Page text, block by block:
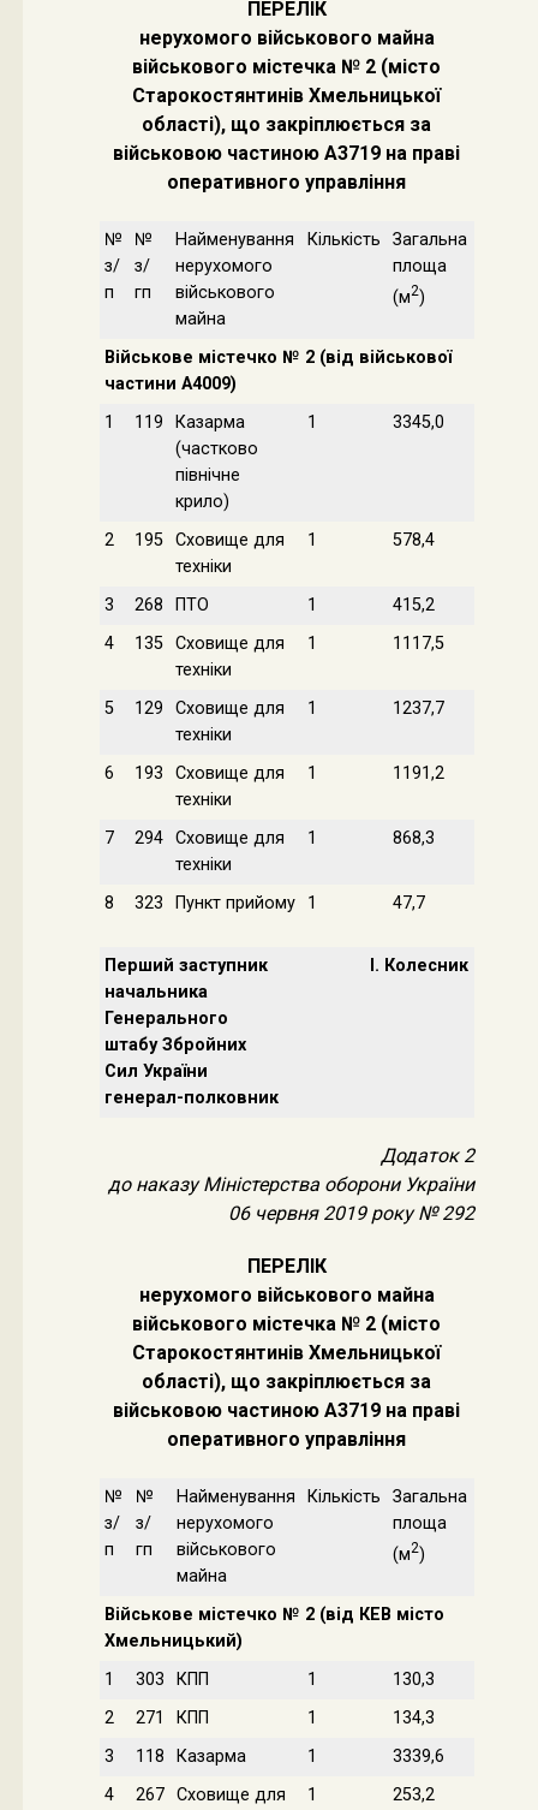
ПЕРЕЛІК
нерухомого військового майна
військового містечка № 2 (місто
Старокостянтинів Хмельницької
області), що закріплюється за
військовою частиною А3719 на праві
оперативного управління
№
з/
п
№
з/
гп
Найменування
нерухомого
військового
майна
Кількість
Загальна
площа
(м2)
Військове містечко № 2 (від військової
частини А4009)
1
119
Казарма
(частково
північне
крило)
1 3345,0
2 195
Сховище для
техніки
1 578,4
3 268 ПТО 1
415,2
4
135
Сховище для
техніки
1 1117,5
5 129
Сховище для
техніки
1 1237,7
6 193
Сховище для
техніки
1 1191,2
7 294
Сховище для
техніки
1 868,3
8 323 Пункт прийому 1 47,7
Перший заступник
начальника
Генерального
штабу Збройних
Сил України
генерал-полковник
І. Колесник
Додаток 2
до наказу Міністерства оборони України
06 червня 2019 року № 292
ПЕРЕЛІК
нерухомого військового майна
військового містечка № 2 (місто
Старокостянтинів Хмельницької
області), що закріплюється за
військовою частиною А3719 на праві
оперативного управління
№
з/
п
№
з/
гп
Найменування
нерухомого
військового
майна
Кількість
Загальна
площа
(м2)
Військове містечко № 2 (від КЕВ місто
Хмельницький)
1
303 КПП 1
130,3
2
271 КПП 1
134,3
3
118 Казарма 1
3339,6
4
267
Сховище для
1 253,2